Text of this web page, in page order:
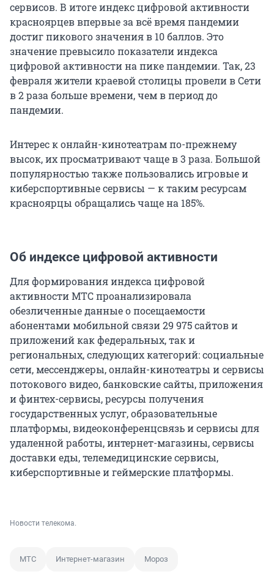
сервисов. В итоге индекс цифровой активности
красноярцев впервые за всё время пандемии
достиг пикового значения в 10 баллов. Это
значение превысило показатели индекса
цифровой активности на пике пандемии. Так, 23
февраля жители краевой столицы провели в Сети
в 2 раза больше времени, чем в период до
пандемии.
Интерес к онлайн-кинотеатрам по-прежнему
высок, их просматривают чаще в 3 раза. Большой
популярностью также пользовались игровые и
киберспортивные сервисы — к таким ресурсам
красноярцы обращались чаще на 185%.
Об индексе цифровой активности
Для формирования индекса цифровой
активности МТС проанализировала
обезличенные данные о посещаемости
абонентами мобильной связи 29 975 сайтов и
приложений как федеральных, так и
региональных, следующих категорий: социальные
сети, мессенджеры, онлайн-кинотеатры и сервисы
потокового видео, банковские сайты, приложения
и финтех-сервисы, ресурсы получения
государственных услуг, образовательные
платформы, видеоконференцсвязь и сервисы для
удаленной работы, интернет-магазины, сервисы
доставки еды, телемедицинские сервисы,
киберспортивные и геймерские платформы.
Новости телекома.
МТС Интернет-магазин Мороз